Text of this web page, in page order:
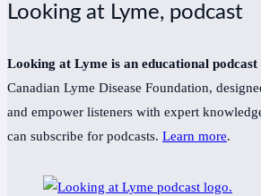
Looking at Lyme, podcast
Looking at Lyme is an educational podcast
Canadian Lyme Disease Foundation,
and empower listeners with expert
can subscribe for podcasts. Learn more.